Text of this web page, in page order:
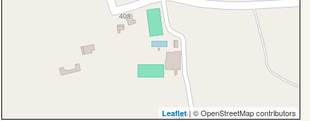
Leaflet| © OpenStreetMap contributors